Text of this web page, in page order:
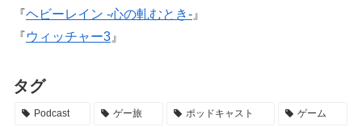
『ヘビーレイン -心の軋むとき- 』
『ウィッチャー3 』
タグ
Podcast ゲー旅 ポッドキャスト ゲーム